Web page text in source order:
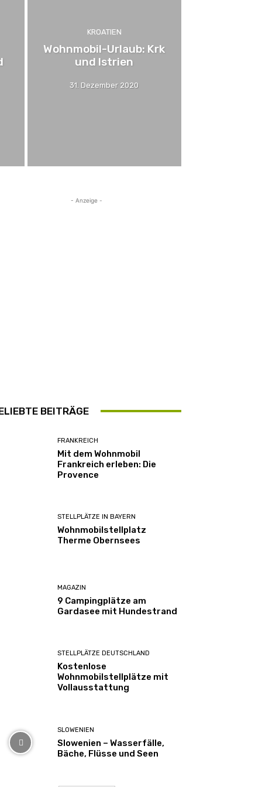
KROATIEN
Wohnmobil-Urlaub: Krk
und Istrien
31. Dezember 2020
- Anzeige -
BEITRÄGE
FRANKREICH
Mit dem Wohnmobil
Frankreich erleben: Die
Provence
STELLPLÄTZE IN BAYERN
Wohnmobilstellplatz
Therme Obernsees
MAGAZIN
9 Campingplätze am
Gardasee mit Hundestrand
STELLPLÄTZE DEUTSCHLAND
Kostenlose
Wohnmobilstellplätze mit
Vollausstattung
SLOWENIEN
Slowenien – Wasserfälle,
Bäche, Flüsse und Seen